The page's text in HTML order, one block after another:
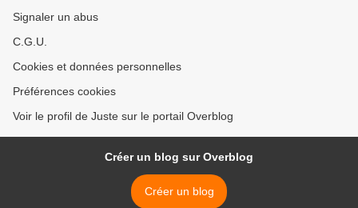
Signaler un abus
C.G.U.
Cookies et données personnelles
Préférences cookies
Voir le profil de Juste sur le portail Overblog
Créer un blog sur Overblog
Créer un blog